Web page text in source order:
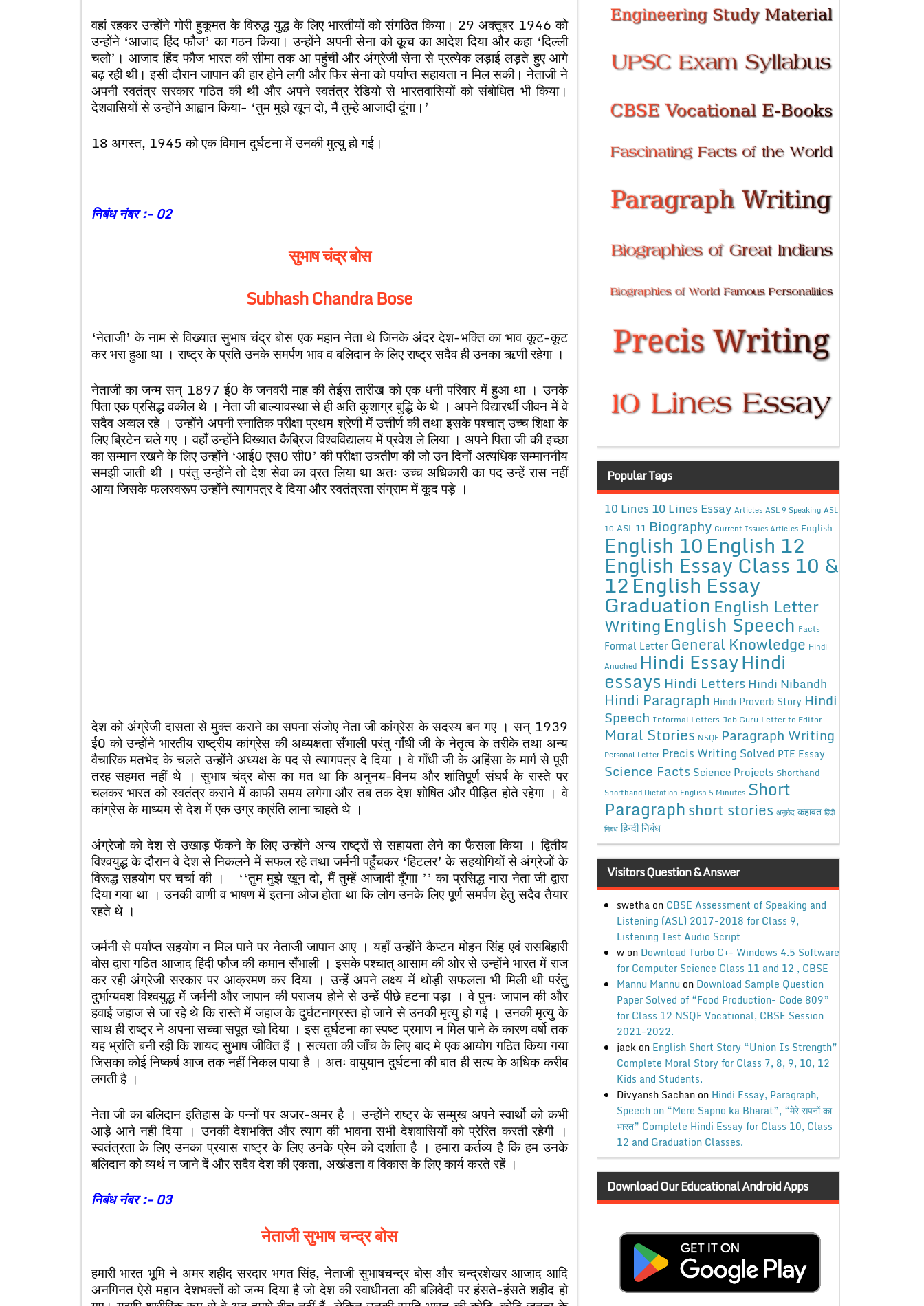
वहां रहकर उन्होंने गोरी हुकूमत के विरुद्ध युद्ध के लिए भारतीयों को संगठित किया। 29 अक्तूबर 1946 को
उन्होंने ‘आजाद हिंद फौज’ का गठन किया। उन्होंने अपनी सेना को कूच का आदेश दिया और कहा ‘दिल्ली
चलो’। आजाद हिंद फौज भारत की सीमा तक आ पहुंची और अंग्रेजी सेना से प्रत्येक लड़ाई लड़ते हुए आगे
बढ़ रही थी। इसी दौरान जापान की हार होने लगी और फिर सेना को पर्याप्त सहायता न मिल सकी। नेताजी ने
अपनी स्वतंत्र सरकार गठित की थी और अपने स्वतंत्र रेडियो से भारतवासियों को संबोधित भी किया।
देशवासियों से उन्होंने आह्वान किया- ‘तुम मुझे खून दो, मैं तुम्हे आजादी दूंगा।’
18 अगस्त, 1945 को एक विमान दुर्घटना में उनकी मुत्यु हो गई।
निबंध नंबर :- 02
सुभाष चंद्र बोस
Subhash Chandra Bose
‘नेताजी’ के नाम से विख्यात सुभाष चंद्र बोस एक महान नेता थे जिनके अंदर देश-भक्ति का भाव कूट-कूट
कर भरा हुआ था । राष्ट्र के प्रति उनके समर्पण भाव व बलिदान के लिए राष्ट्र सदैव ही उनका ऋणी रहेगा ।
नेताजी का जन्म सन् 1897 ई0 के जनवरी माह की तेईस तारीख को एक धनी परिवार में हुआ था । उनके
पिता एक प्रसिद्ध वकील थे । नेता जी बाल्यावस्था से ही अति कुशाग्र बुद्धि के थे । अपने विद्यारर्थी जीवन में वे
सदैव अव्वल रहे । उन्होंने अपनी स्नातिक परीक्षा प्रथम श्रेणी में उत्तीर्ण की तथा इसके पश्चात् उच्च शिक्षा के
लिए ब्रिटेन चले गए । वहाँ उन्होंने विख्यात कैब्रिज विश्वविद्यालय में प्रवेश ले लिया । अपने पिता जी की इच्छा
का सम्मान रखने के लिए उन्होंने ‘आई0 एस0 सी0’ की परीक्षा उत्र्तीण की जो उन दिनों अत्यधिक सम्माननीय
समझी जाती थी । परंतु उन्होंने तो देश सेवा का व्रत लिया था अतः उच्च अधिकारी का पद उन्हें रास नहीं
आया जिसके फलस्वरूप उन्होंने त्यागपत्र दे दिया और स्वतंत्रता संग्राम में कूद पड़े ।
देश को अंग्रेजी दासता से मुक्त कराने का सपना संजोए नेता जी कांग्रेस के सदस्य बन गए । सन् 1939
ई0 को उन्होंने भारतीय राष्ट्रीय कांग्रेस की अध्यक्षता सँभाली परंतु गाँधी जी के नेतृत्व के तरीके तथा अन्य
वैचारिक मतभेद के चलते उन्होंने अध्यक्ष के पद से त्यागपत्र दे दिया । वे गाँधी जी के अहिंसा के मार्ग से पूरी
तरह सहमत नहीं थे । सुभाष चंद्र बोस का मत था कि अनुनय-विनय और शांतिपूर्ण संघर्ष के रास्ते पर
चलकर भारत को स्वतंत्र कराने में काफी समय लगेगा और तब तक देश शोषित और पीड़ित होते रहेगा । वे
कांग्रेस के माध्यम से देश में एक उग्र का्रंति लाना चाहते थे ।
अंग्रेजो को देश से उखाड़ फेंकने के लिए उन्होंने अन्य राष्ट्रों से सहायता लेने का फैसला किया । द्वितीय
विश्वयुद्ध के दौरान वे देश से निकलने में सफल रहे तथा जर्मनी पहुँचकर ‘हिटलर’ के सहयोगियों से अंग्रेजों के
विरूद्ध सहयोग पर चर्चा की । ‘‘तुम मुझे खून दो, मैं तुम्हें आजादी दूँगाा ’’ का प्रसिद्ध नारा नेता जी द्वारा
दिया गया था । उनकी वाणी व भाषण में इतना ओज होता था कि लोग उनके लिए पूर्ण समर्पण हेतु सदैव तैयार
रहते थे ।
जर्मनी से पर्याप्त सहयोग न मिल पाने पर नेताजी जापान आए । यहाँ उन्होंने कैप्टन मोहन सिंह एवं रासबिहारी
बोस द्वारा गठित आजाद हिंदी फौज की कमान सँभाली । इसके पश्चात् आसाम की ओर से उन्होंने भारत में राज
कर रही अंग्रेजी सरकार पर आक्रमण कर दिया । उन्हें अपने लक्ष्य में थोड़ी सफलता भी मिली थी परंतु
दुर्भाग्यवश विश्वयुद्ध में जर्मनी और जापान की पराजय होने से उन्हें पीछे हटना पड़ा । वे पुनः जापान की और
हवाई जहाज से जा रहे थे कि रास्ते में जहाज के दुर्घटनाग्रस्त हो जाने से उनकी मृत्यु हो गई । उनकी मृत्यु के
साथ ही राष्ट्र ने अपना सच्चा सपूत खो दिया । इस दुर्घटना का स्पष्ट प्रमाण न मिल पाने के कारण वर्षो तक
यह भ्रांति बनी रही कि शायद सुभाष जीवित हैं । सत्यता की जाँच के लिए बाद मे एक आयोग गठित किया गया
जिसका कोई निष्कर्ष आज तक नहीं निकल पाया है । अतः वायुयान दुर्घटना की बात ही सत्य के अधिक करीब
लगती है ।
नेता जी का बलिदान इतिहास के पन्नों पर अजर-अमर है । उन्होंने राष्ट्र के सम्मुख अपने स्वार्थो को कभी
आड़े आने नही दिया । उनकी देशभक्ति और त्याग की भावना सभी देशवासियों को प्रेरित करती रहेगी ।
स्वतंत्रता के लिए उनका प्रयास राष्ट्र के लिए उनके प्रेम को दर्शाता है । हमारा कर्तव्य है कि हम उनके
बलिदान को व्यर्थ न जाने दें और सदैव देश की एकता, अखंडता व विकास के लिए कार्य करते रहें ।
निबंध नंबर :- 03
नेताजी सुभाष चन्द्र बोस
हमारी भारत भूमि ने अमर शहीद सरदार भगत सिंह, नेताजी सुभाषचन्द्र बोस और चन्द्रशेखर आजाद आदि
अनगिनत ऐसे महान देशभक्तों को जन्म दिया है जो देश की स्वाधीनता की बलिवेदी पर हंसते-हंसते शहीद हो
Popular Tags
10 Lines 10 Lines Essay Articles ASL 9 Speaking ASL
10 ASL 11 Biography Current Issues Articles English
English 10English 12
English Essay Class 10 &
12English Essay
Graduation English Letter
WritingEnglish Speech Facts
Formal Letter General Knowledge Hindi
Anuched Hindi EssayHindi
essays Hindi Letters Hindi Nibandh
Hindi Paragraph Hindi Proverb Story Hindi
Speech Informal Letters Job Guru Letter to Editor
Moral Stories NSQF Paragraph Writing
Personal Letter Precis Writing Solved PTE Essay
Science Facts Science Projects Shorthand
Shorthand Dictation English 5 Minutes Short
Paragraphshort stories अनुछेद कहावत हिंदी
निबंध हिन्दी निबंध
Visitors Question & Answer
swethaon CBSE Assessment of Speaking and
Listening (ASL) 2017-2018 for Class 9,
Listening Test Audio Script
won Download Turbo C++ Windows 4.5 Software
for Computer Science Class 11 and 12 , CBSE
Mannu Mannu on Download Sample Question
Paper Solved of “Food Production- Code 809”
for Class 12 NSQF Vocational, CBSE Session
2021-2022.
jackon English Short Story “Union Is Strength”
Complete Moral Story for Class 7, 8, 9, 10, 12
Kids and Students.
Divyansh Sachanon Hindi Essay, Paragraph,
Speech on “Mere Sapno ka Bharat”, “मेरे सपनों का
भारत” Complete Hindi Essay for Class 10, Class
12 and Graduation Classes.
Download Our Educational Android Apps